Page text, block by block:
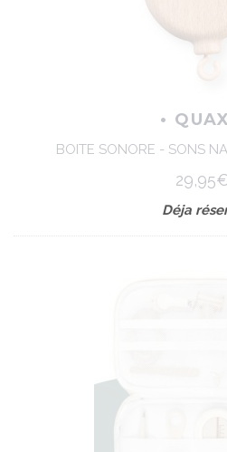
•
BOITE SONORE - SONS
Déja